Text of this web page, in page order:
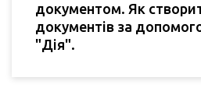
документом. Як
документів за
"Дія".